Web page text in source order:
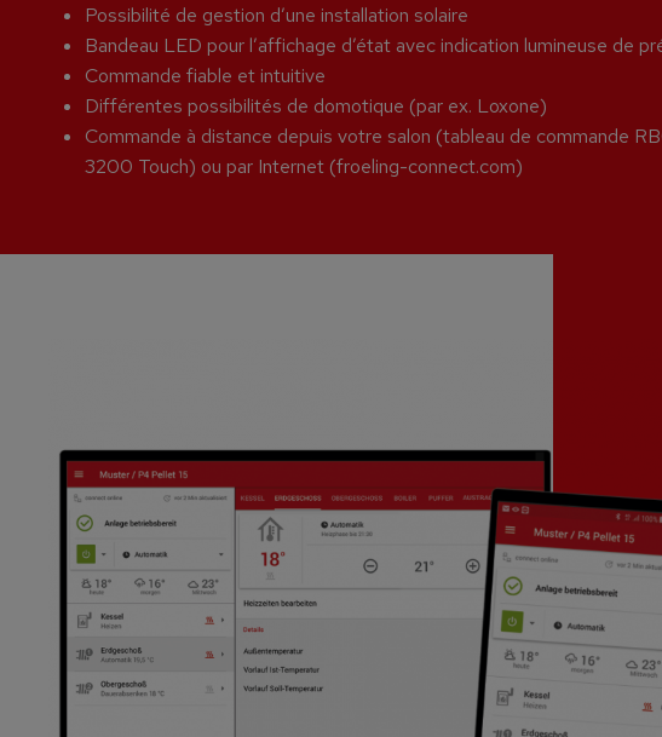
Possibilité de gestion d’une installation solaire
Bandeau LED pour l’affichage d’état avec indication lumineuse de
Commande fiable et intuitive
Différentes possibilités de domotique (par ex. Loxone)
Commande à distance depuis votre salon (tableau de commande
3200 Touch) ou par Internet (froeling-connect.com)